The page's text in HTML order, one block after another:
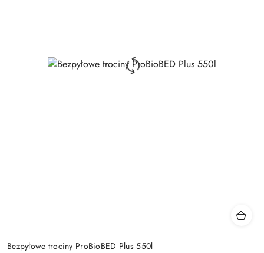
Bezpyłowe trociny ProBioBED Plus 550l